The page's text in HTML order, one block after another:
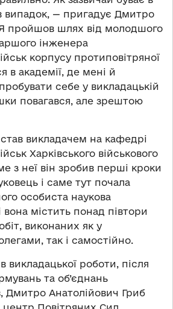
випадок, — пригадує Дмитро
пройшов шлях від молодшого
інженера
корпусу протиповітряної
в академії, де мені й
себе у викладацькій
повагався, але зрештою
викладачем на кафедрі
Харківського військового
з неї він зробив перші кроки
і саме тут почала
особиста наукова
містить понад півтори
виконаних як у
так і самостійно.
викладацької роботи, після
та об’єднань
Дмитро Анатолійович Гриб